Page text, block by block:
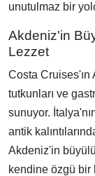
unutulmaz bir
Akdeniz'in
Lezzet
Costa Cruises'ın
tutkunları ve
sunuyor.
antik
Akdeniz'in
kendine özgü bir